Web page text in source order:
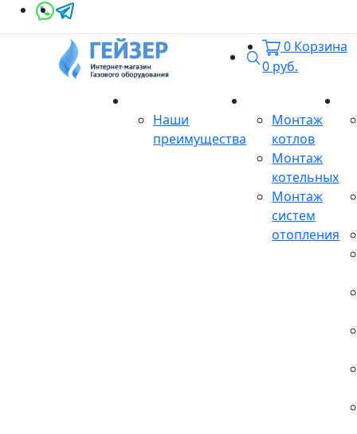
Поиск
0 Корзина
0 руб.
Наши
преимущества
Монтаж
котлов
Монтаж
котельных
Монтаж
систем
отопления